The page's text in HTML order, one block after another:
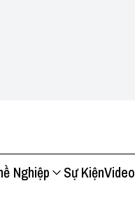
Nghiệp Sự KiệnVideo